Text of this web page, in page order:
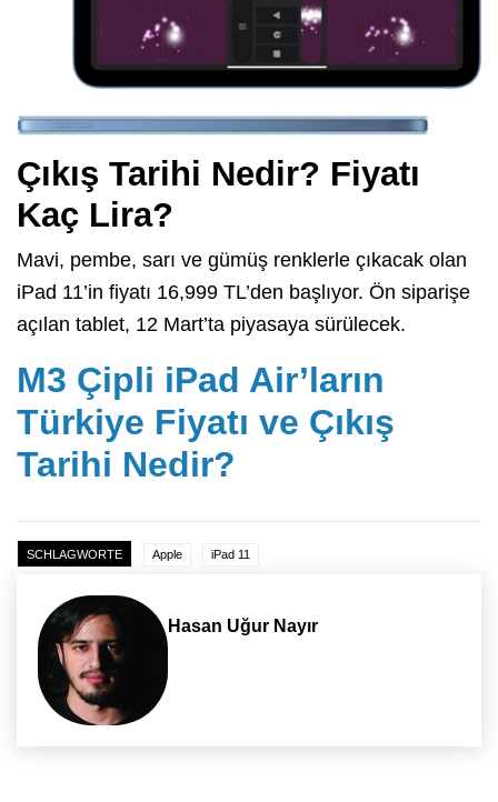
Çıkış Tarihi Nedir? Fiyatı
Kaç Lira?
Mavi, pembe, sarı ve gümüş renklerle çıkacak olan
iPad 11’in fiyatı 16,999 TL’den başlıyor. Ön siparişe
açılan tablet, 12 Mart’ta piyasaya sürülecek.
M3 Çipli iPad Air’ların
Türkiye Fiyatı ve Çıkış
Tarihi Nedir?
SCHLAGWORTE Apple iPad 11
Hasan Uğur Nayır